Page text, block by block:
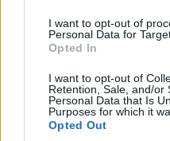
I want to opt-out of
Personal Data for
Opted In
I want to opt-out of
Retention, Sale, and/or
Personal Data that Is
Purposes for which it
Opted Out